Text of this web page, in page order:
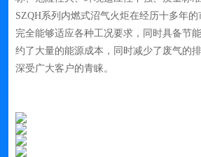
SZQH系列内燃式沼气火炬在经历十多年的
完全能够适应各种工况要求，同时具备节
约了大量的能源成本，同时减少了废气的
深受广大客户的青睐。